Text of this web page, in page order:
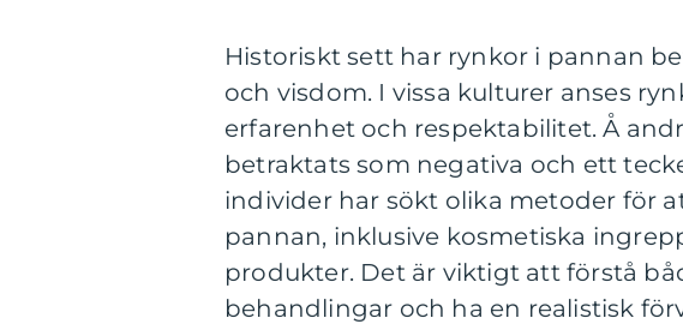
Historiskt sett har rynkor i pannan
och visdom. I vissa kulturer anses
erfarenhet och respektabilitet. Å
betraktats som negativa och ett
individer har sökt olika metoder för
pannan, inklusive kosmetiska
produkter. Det är viktigt att förstå
behandlingar och ha en realistisk